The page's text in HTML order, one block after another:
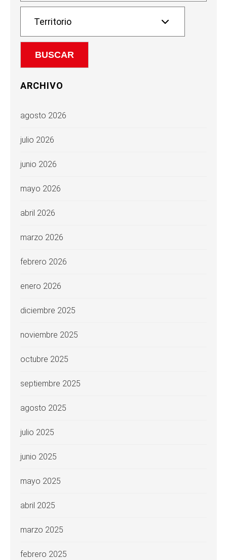
ARCHIVO
agosto 2026
julio 2026
junio 2026
mayo 2026
abril 2026
marzo 2026
febrero 2026
enero 2026
diciembre 2025
noviembre 2025
octubre 2025
septiembre 2025
agosto 2025
julio 2025
junio 2025
mayo 2025
abril 2025
marzo 2025
febrero 2025